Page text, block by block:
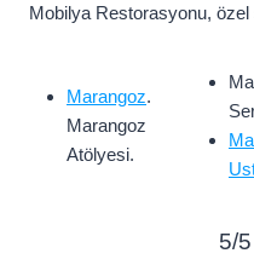
Mobilya Restorasyonu,
Marangoz.
Marangoz
Atölyesi.
5/